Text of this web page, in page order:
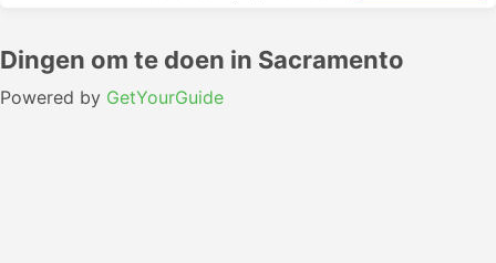
Dingen om te doen in Sacramento
Powered by GetYourGuide